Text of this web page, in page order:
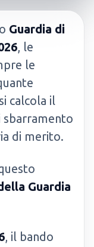
Guardia di
, le
le
calcola il
sbarramento
di merito.
Guardia
, il bando